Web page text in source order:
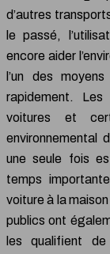
d’autres
le passé,
encore aider
l’un des
rapidement.
voitures et
environnemental
une seule fois
temps
voiture à la
publics ont
les qualifient